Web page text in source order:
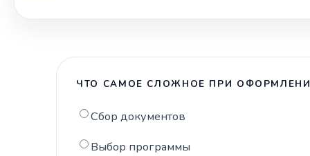
ЧТО САМОЕ СЛОЖНОЕ ПРИ
Сбор документов
Выбор программы